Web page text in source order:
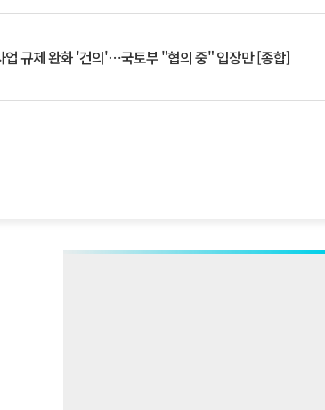
업 규제 완화 '건의'⋯국토부 "협의 중" 입장만 [종합]